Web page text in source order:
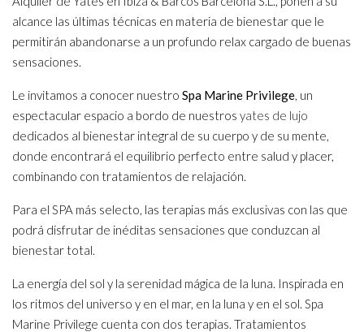
alcance las últimas técnicas en materia de bienestar que le
permitirán abandonarse a un profundo relax cargado de buenas
sensaciones.
Le invitamos a conocer nuestro Spa Marine Privilege, un
espectacular espacio a bordo de nuestros yates de lujo
dedicados al bienestar integral de su cuerpo y de su mente,
donde encontrará el equilibrio perfecto entre salud y placer,
combinando con tratamientos de relajación.
Para el SPA más selecto, las terapias más exclusivas con las que
podrá disfrutar de inéditas sensaciones que conduzcan al
bienestar total.
La energía del sol y la serenidad mágica de la luna. Inspirada en
los ritmos del universo y en el mar, en la luna y en el sol. Spa
Marine Privilege cuenta con dos terapias. Tratamientos